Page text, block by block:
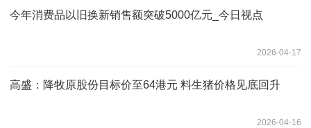
今年消费品以旧换新销售额突破5000亿元_今日视点
2026-04-17
高盛：降牧原股份目标价至64港元 料生猪价格见底回升
2026-04-16